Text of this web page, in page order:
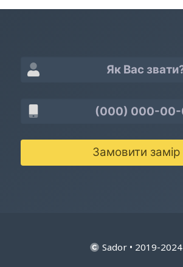
Замовити замір
Sador • 2019-2024